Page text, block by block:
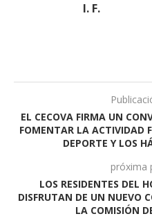
I. F.
EL CECOVA FIRMA UN
FOMENTAR LA ACTIVIDAD
DEPORTE Y LOS
próxima
LOS RESIDENTES DEL
DISFRUTAN DE UN NUEVO
LA COMISIÓN